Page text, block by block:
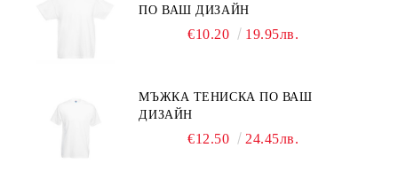
ПО ВАШ ДИЗАЙН
€10.20 19.95лв.
МЪЖКА ТЕНИСКА ПО ВАШ
ДИЗАЙН
€12.50 24.45лв.